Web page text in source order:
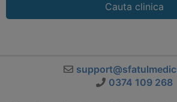
Cauta clinica
0374 109 268